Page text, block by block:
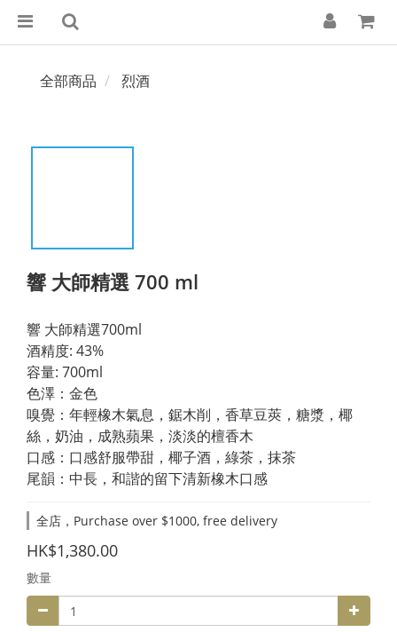
全部商品 烈酒
響 大師精選 700 ml
響 大師精選700ml
酒精度: 43%
容量: 700ml
色澤：金色
嗅覺：年輕橡木氣息，鋸木削，香草豆莢，糖漿，椰
絲，奶油，成熟蘋果，淡淡的檀香木
口感：口感舒服帶甜，椰子酒，綠茶，抹茶
尾韻：中長，和諧的留下清新橡木口感
全店，Purchase over $1000, free delivery
HK$1,380.00
數量